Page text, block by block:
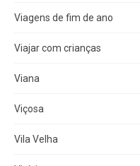
Viagens de fim de ano
Viajar com crianças
Viana
Viçosa
Vila Velha